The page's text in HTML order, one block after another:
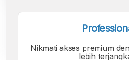
Nikmati akses premium
lebih